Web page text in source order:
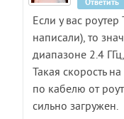
Если у вас
написали), то
диапазоне 2.4
Такая скорость
по кабелю от
сильно загружен.